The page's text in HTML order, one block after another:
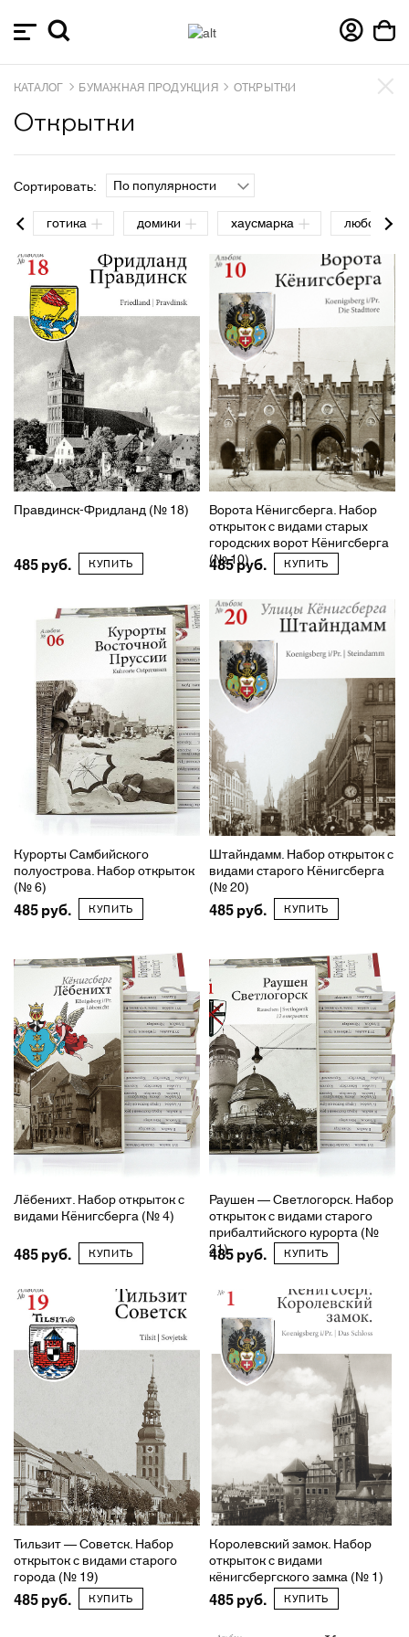
КАТАЛОГ БУМАЖНАЯ ПРОДУКЦИЯ ОТКРЫТКИ
Открытки
Сортировать: По популярности
готика домики хаусмарка любовь
Правдинск-Фридланд (№ 18)
485 КУПИТЬ
Ворота Кёнигсберга. Набор
открыток с видами старых
городских ворот Кёнигсберга
(№ 10)
485 КУПИТЬ
Курорты Самбийского
полуострова. Набор открыток
(№ 6)
485 КУПИТЬ
Штайндамм. Набор открыток с
видами старого Кёнигсберга
(№ 20)
485 КУПИТЬ
Лёбенихт. Набор открыток с
видами Кёнигсберга (№ 4)
485 КУПИТЬ
Раушен — Светлогорск. Набор
открыток с видами старого
прибалтийского курорта (№
21)
485 КУПИТЬ
Тильзит — Советск. Набор
открыток с видами старого
города (№ 19)
485 КУПИТЬ
Королевский замок. Набор
открыток с видами
кёнигсбергского замка (№ 1)
485 КУПИТЬ